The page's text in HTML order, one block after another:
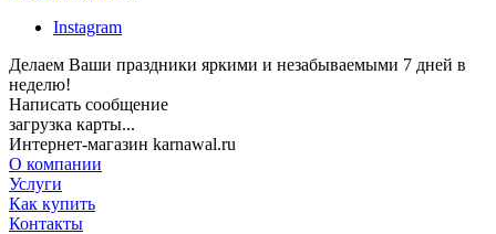
Instagram
Делаем Ваши праздники яркими и незабываемыми 7 дней в
неделю!
Написать сообщение
загрузка карты...
Интернет-магазин karnawal.ru
О компании
Услуги
Как купить
Контакты